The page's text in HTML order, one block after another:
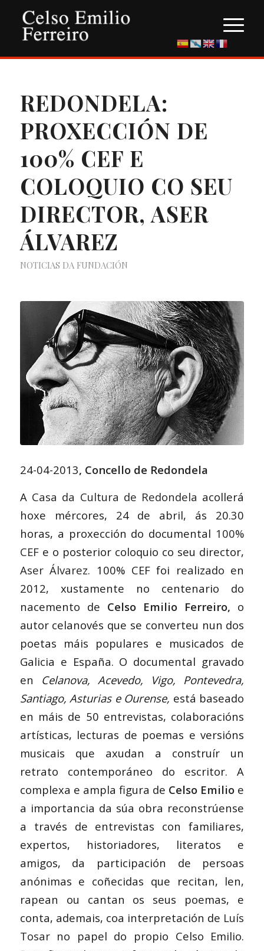
REDONDELA:
PROXECCIÓN DE
100% CEF E
COLOQUIO CO SEU
DIRECTOR, ASER
ÁLVAREZ
NOTICIAS DA FUNDACIÓN
24-04-2013, Concello de Redondela
A Casa da Cultura de Redondela acollerá
hoxe mércores, 24 de abril, ás 20.30
horas, a proxección do documental 100%
CEFe o posterior coloquio co seu director,
Aser Álvarez. 100% CEF foi realizado en
2012, xustamente no centenario do
nacemento de Celso Emilio Ferreiro, o
autor celanovés que se converteu nun dos
poetas máis populares e musicados de
Galicia e España. O documental gravado
en Celanova, Acevedo, Vigo, Pontevedra,
Santiago, Asturias e Ourense, está baseado
en máis de 50 entrevistas, colaboracións
artísticas, lecturas de poemas e versións
musicais que axudan a construír un
retrato contemporáneo do escritor. A
complexa e ampla figura de Celso Emilio e
a importancia da súa obra reconstrúense
a través de entrevistas con familiares,
expertos, historiadores, literatos e
amigos, da participación de persoas
anónimas e coñecidas que recitan, len,
rapean ou cantan os seus poemas, e
conta, ademais, coa interpretación de Luís
Tosarno papel do propio Celso Emilio.